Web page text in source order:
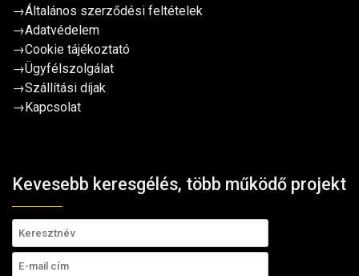
→Általános szerződési feltételek
→Adatvédelem
→Cookie tájékoztató
→Ügyfélszolgálat
→Szállítási díjak
→Kapcsolat
Kevesebb keresgélés, több működő projekt